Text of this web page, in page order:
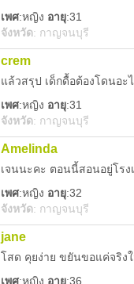
เพศ:หญิง อายุ:31
จังหวัด: กาญจนบุรี
crem
แล้วสรุป เด็กดื้อต้องโดนอะ
เพศ:หญิง อายุ:31
จังหวัด: กาญจนบุรี
Amelinda
เจนนะคะ ตอนนี้สอนอยู่โร
เพศ:หญิง อายุ:32
จังหวัด: กาญจนบุรี
jane
โสด คุยง่าย ขยันขอแค่จริง
เพศ:หญิง อายุ:36